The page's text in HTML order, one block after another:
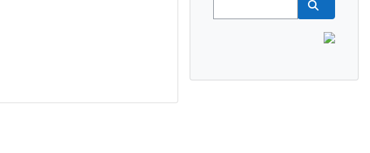
Buscar